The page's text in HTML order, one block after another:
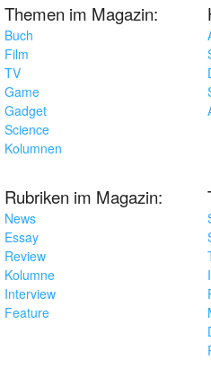
Themen im Magazin:
Buch
Film
TV
Game
Gadget
Science
Kolumnen
Rubriken im Magazin:
News
Essay
Review
Kolumne
Interview
Feature